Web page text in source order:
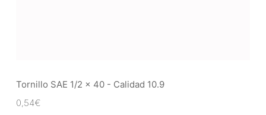
Tornillo SAE 1/2 x 40 - Calidad 10.9
0,54€